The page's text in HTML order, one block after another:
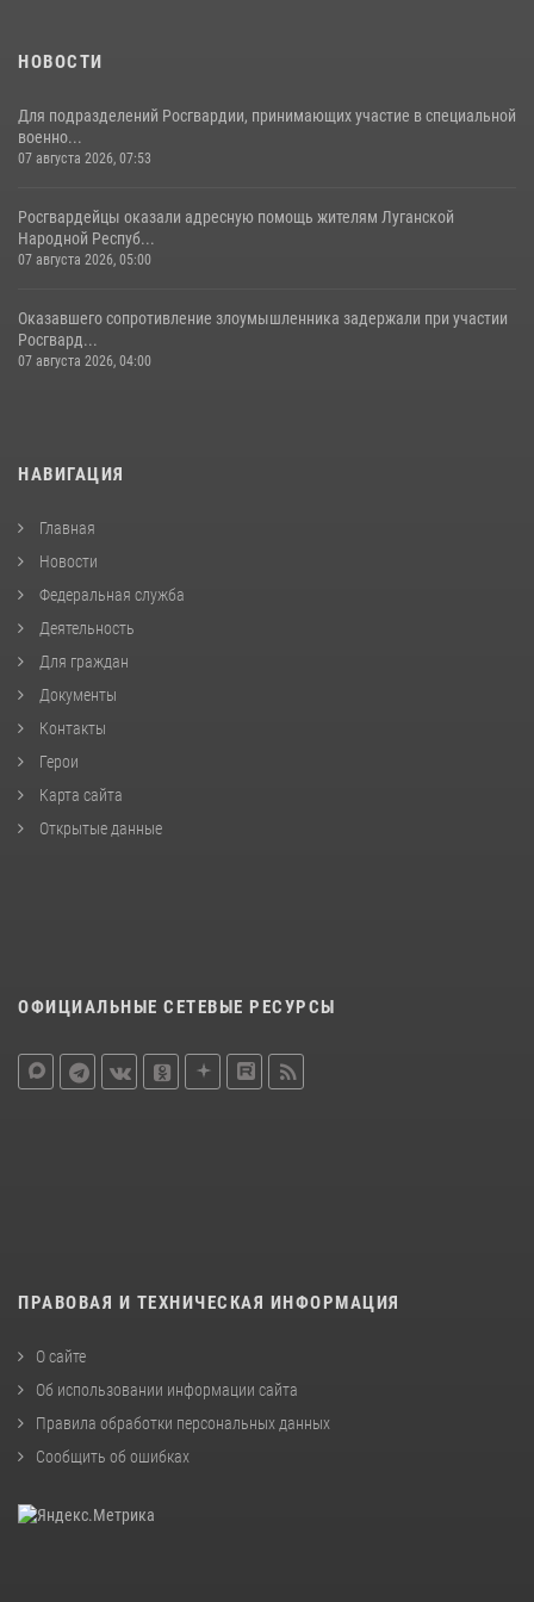
НОВОСТИ
Для подразделений Росгвардии, принимающих участие в специальной
военно...
07 августа 2026, 07:53
Росгвардейцы оказали адресную помощь жителям Луганской
Народной Респуб...
07 августа 2026, 05:00
Оказавшего сопротивление злоумышленника задержали при участии
Росгвард...
07 августа 2026, 04:00
НАВИГАЦИЯ
Главная
Новости
Федеральная служба
Деятельность
Для граждан
Документы
Контакты
Герои
Карта сайта
Открытые данные
ОФИЦИАЛЬНЫЕ СЕТЕВЫЕ РЕСУРСЫ
ПРАВОВАЯ И ТЕХНИЧЕСКАЯ ИНФОРМАЦИЯ
О сайте
Об использовании информации сайта
Правила обработки персональных данных
Сообщить об ошибках